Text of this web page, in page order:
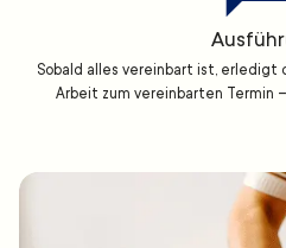
Sobald alles vereinbart ist, erledigt
Arbeit zum vereinbarten Termin